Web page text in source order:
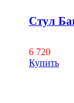
Стул
6 720
Купить